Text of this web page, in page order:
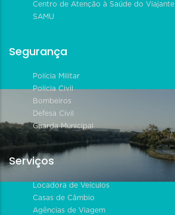
Centro de Atenção à Saúde do Viajante
SAMU
Segurança
Polícia Militar
Polícia Civil
Bombeiros
Defesa Civil
Guarda Municipal
Serviços
Locadora de Veículos
Casas de Câmbio
Agências de Viagem